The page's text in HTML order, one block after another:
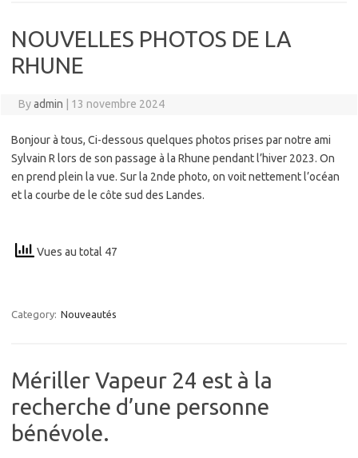
NOUVELLES PHOTOS DE LA
RHUNE
Byadmin 13 novembre 2024
Bonjour à tous, Ci-dessous quelques photos prises par notre ami
Sylvain R lors de son passage à la Rhune pendant l’hiver 2023. On
en prend plein la vue. Sur la 2nde photo, on voit nettement l’océan
et la courbe de le côte sud des Landes.
Vues au total 47
Category: Nouveautés
Mériller Vapeur 24 est à la
recherche d’une personne
bénévole.